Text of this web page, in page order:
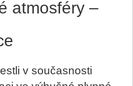
atmosféry –
v současnosti